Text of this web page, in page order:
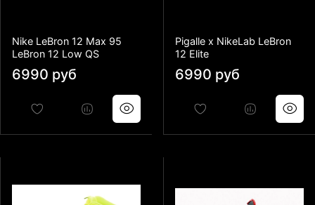
Nike LeBron 12 Max 95
LeBron 12 Low QS
6990 руб
Pigalle x NikeLab LeBron
12 Elite
6990 руб